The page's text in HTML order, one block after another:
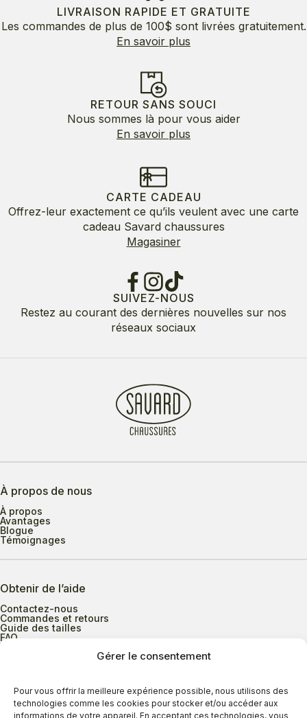
Gérer le consentement
Pour vous offrir la meilleure expérience possible, nous utilisons des
technologies comme les cookies pour stocker et/ou accéder aux
informations de votre appareil. En acceptant ces technologies, vous
LIVRAISON RAPIDE ET GRATUITE
Les commandes de plus de 100$ sont livrées gratuitement.
En savoir plus
RETOUR SANS SOUCI
Nous sommes là pour vous aider
En savoir plus
CARTE CADEAU
Offrez-leur exactement ce qu’ils veulent avec une carte
cadeau Savard chaussures
Magasiner
SUIVEZ-NOUS
Restez au courant des dernières nouvelles sur nos
réseaux sociaux
À propos de nous
À propos
Avantages
Blogue
Témoignages
Obtenir de l’aide
Contactez-nous
Commandes et retours
Guide des tailles
FAQ
Heures d’ouverture